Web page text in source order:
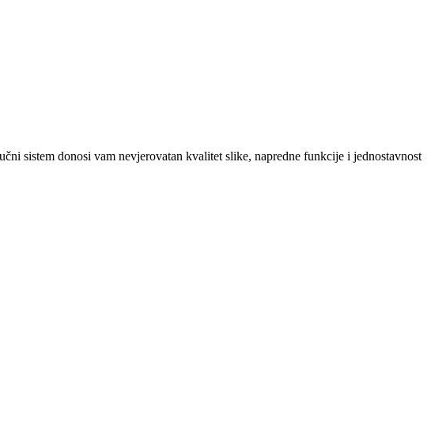
sistem donosi vam nevjerovatan kvalitet slike, napredne funkcije i jednostavnost